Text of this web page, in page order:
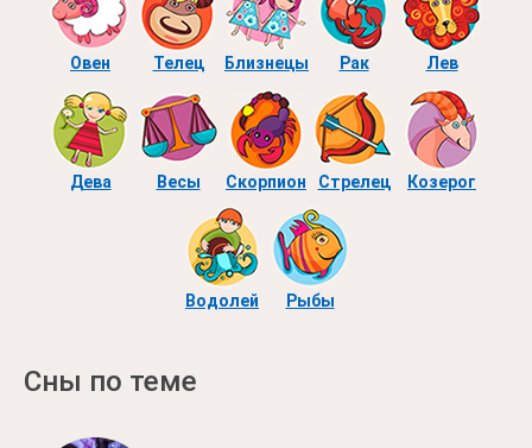
Овен Телец Близнецы Рак Лев
Дева Весы Скорпион Стрелец Козерог
Водолей Рыбы
Сны по теме